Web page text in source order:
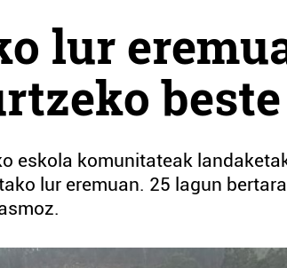
lur
eskola komunitateak
lur eremuan. 25 lagun